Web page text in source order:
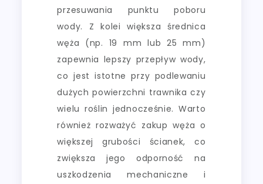
przesuwania punktu poboru
wody. Z kolei większa średnica
węża (np. 19 mm lub 25 mm)
zapewnia lepszy przepływ wody,
co jest istotne przy podlewaniu
dużych powierzchni trawnika czy
wielu roślin jednocześnie. Warto
również rozważyć zakup węża o
większej grubości ścianek, co
zwiększa jego odporność na
uszkodzenia mechaniczne i